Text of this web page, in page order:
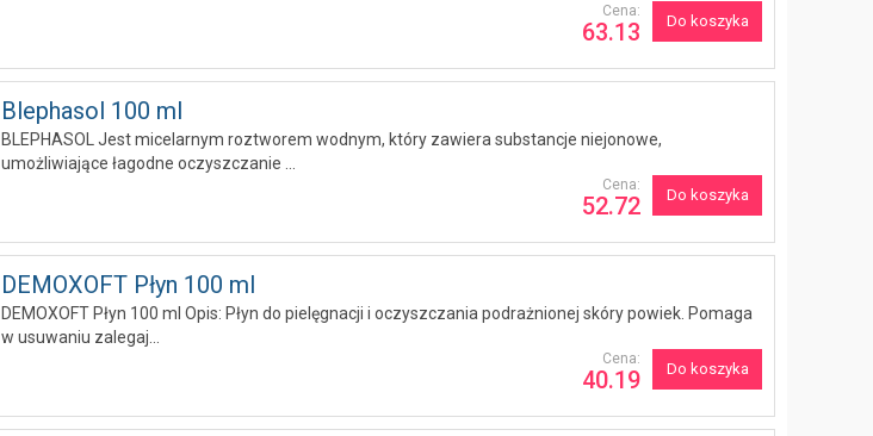
Do koszyka
Cena:
63.13
Blephasol 100 ml
BLEPHASOL Jest micelarnym roztworem wodnym, który zawiera substancje niejonowe,
umożliwiające łagodne oczyszczanie ...
Do koszyka
Cena:
52.72
DEMOXOFT Płyn 100 ml
DEMOXOFT Płyn 100 ml Opis: Płyn do pielęgnacji i oczyszczania podrażnionej skóry powiek. Pomaga
w usuwaniu zalegaj...
Do koszyka
Cena:
40.19